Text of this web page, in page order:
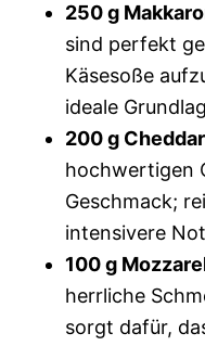
250 g
sind perfekt
Käsesoße
ideale
200 g
hochwertigen
Geschmack;
intensivere
100 g
herrliche
sorgt dafür,